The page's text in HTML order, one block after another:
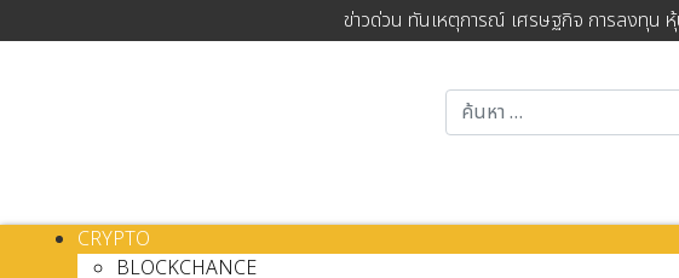
ข่าวด่วน ทันเหตุการณ์ เศรษฐกิจ การลงทุน
CRYPTO
BLOCKCHANCE